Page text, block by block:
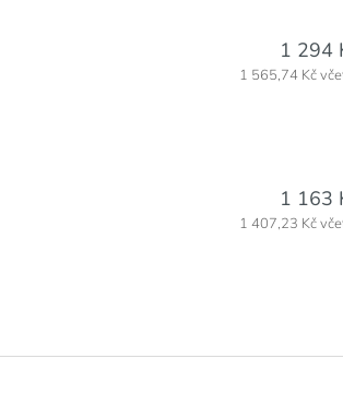
1 294
1 565,74 Kč
1 163
1 407,23 Kč